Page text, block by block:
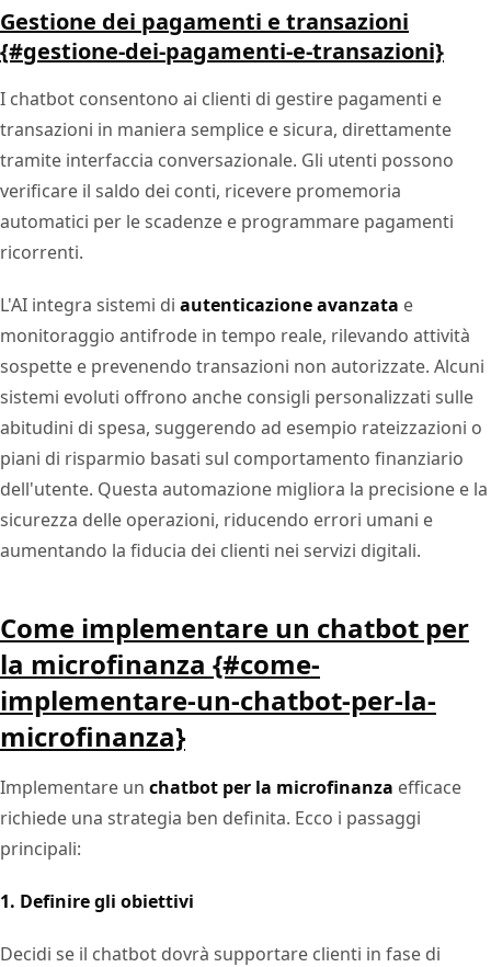
Gestione dei pagamenti e transazioni
{#gestione-dei-pagamenti-e-transazioni}
I chatbot consentono ai clienti di gestire pagamenti e
transazioni in maniera semplice e sicura, direttamente
tramite interfaccia conversazionale. Gli utenti possono
verificare il saldo dei conti, ricevere promemoria
automatici per le scadenze e programmare pagamenti
ricorrenti.
L'AI integra sistemi di autenticazione avanzata e
monitoraggio antifrode in tempo reale, rilevando attività
sospette e prevenendo transazioni non autorizzate. Alcuni
sistemi evoluti offrono anche consigli personalizzati sulle
abitudini di spesa, suggerendo ad esempio rateizzazioni o
piani di risparmio basati sul comportamento finanziario
dell'utente. Questa automazione migliora la precisione e la
sicurezza delle operazioni, riducendo errori umani e
aumentando la fiducia dei clienti nei servizi digitali.
Come implementare un chatbot per
la microfinanza {#come-
implementare-un-chatbot-per-la-
microfinanza}
Implementare un chatbot per la microfinanza efficace
richiede una strategia ben definita. Ecco i passaggi
principali:
1. Definire gli obiettivi
Decidi se il chatbot dovrà supportare clienti in fase di